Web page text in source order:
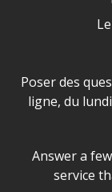
Poser des
ligne, du
Answer a
service